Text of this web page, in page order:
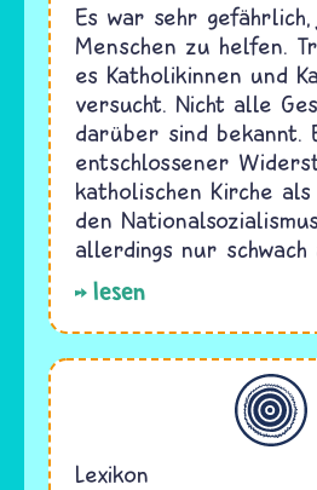
Es war sehr gefährlich,
Menschen zu helfen.
es Katholikinnen und
versucht. Nicht alle
darüber sind bekannt.
entschlossener
katholischen Kirche als
den
allerdings nur schwach
lesen
Allgemein
Lexikon